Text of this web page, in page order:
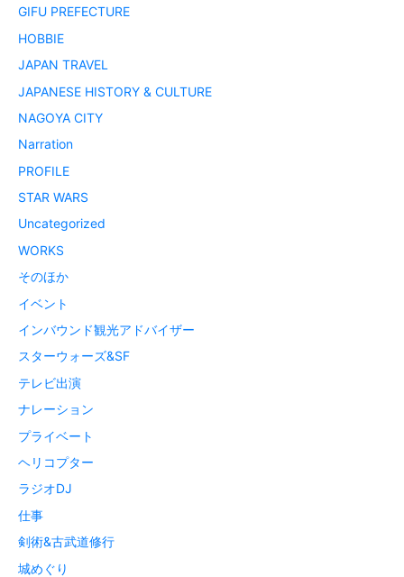
GIFU PREFECTURE
HOBBIE
JAPAN TRAVEL
JAPANESE HISTORY & CULTURE
NAGOYA CITY
Narration
PROFILE
STAR WARS
Uncategorized
WORKS
そのほか
イベント
インバウンド観光アドバイザー
スターウォーズ&SF
テレビ出演
ナレーション
プライベート
ヘリコプター
ラジオDJ
仕事
剣術&古武道修行
城めぐり